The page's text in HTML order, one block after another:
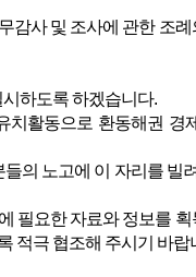
사 및 조사에 관한 조
하도록 하겠습니다.
활동으로 환동해권 경
의 노고에 이 자리를 빌
필요한 자료와 정보를 획
적극 협조해 주시기 바랍